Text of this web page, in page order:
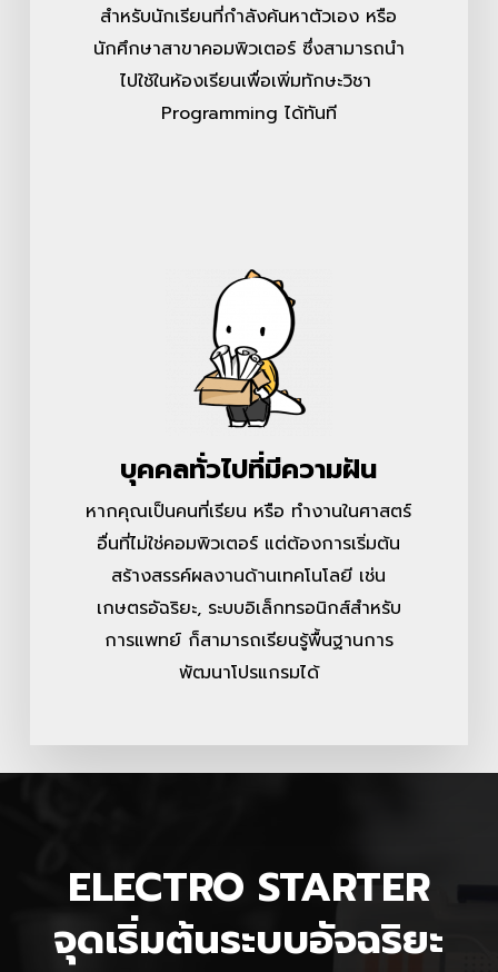
สำหรับนักเรียนที่กำลังค้นหาตัวเอง หรือ
นักศึกษาสาขาคอมพิวเตอร์ ซึ่งสามารถนำ
ไปใช้ในห้องเรียนเพื่อเพิ่มทักษะวิชา
Programming ได้ทันที
บุคคลทั่วไปที่มีความฝัน
หากคุณเป็นคนที่เรียน หรือ ทำงานในศาสตร์
อื่นที่ไม่ใช่คอมพิวเตอร์ แต่ต้องการเริ่มต้น
สร้างสรรค์ผลงานด้านเทคโนโลยี เช่น
เกษตรอัฉริยะ, ระบบอิเล็กทรอนิกส์สำหรับ
การแพทย์ ก็สามารถเรียนรู้พื้นฐานการ
พัฒนาโปรแกรมได้
ELECTRO STARTER
จุดเริ่มต้นระบบอัจฉริยะ